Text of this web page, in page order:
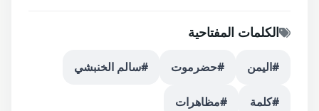
الكلمات المفتاحية
#اليمن #حضرموت #سالم الخنبشي
#كلمة #مظاهرات